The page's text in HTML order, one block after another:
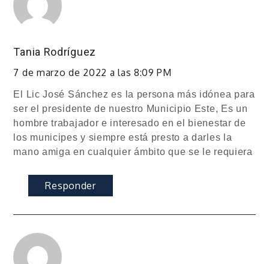
Tania Rodríguez
7 de marzo de 2022 a las 8:09 PM
El Lic José Sánchez es la persona más idónea para
ser el presidente de nuestro Municipio Este, Es un
hombre trabajador e interesado en el bienestar de
los municipes y siempre está presto a darles la
mano amiga en cualquier ámbito que se le requiera
Responder